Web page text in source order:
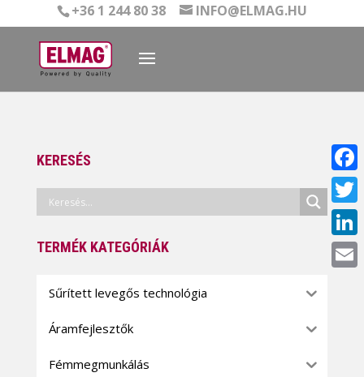
+36 1 244 80 38 INFO@ELMAG.HU
KERESÉS
TERMÉK KATEGÓRIÁK
Sűrített levegős technológia
Áramfejlesztők
Fémmegmunkálás